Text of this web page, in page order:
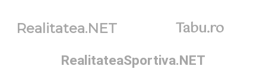
Realitatea.NET Tabu.ro
RealitateaSportiva.NET